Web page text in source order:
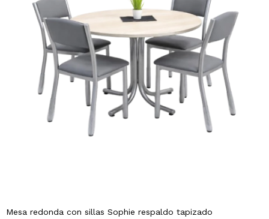
Mesa redonda con sillas Sophie respaldo tapizado